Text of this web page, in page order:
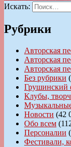
Искать:
Рубрики
Авторская
Авторская
Авторская
Без рубрики
Грушинский
Клубы,
Новости (42
Обо всем
Персоналии
Фестивали,